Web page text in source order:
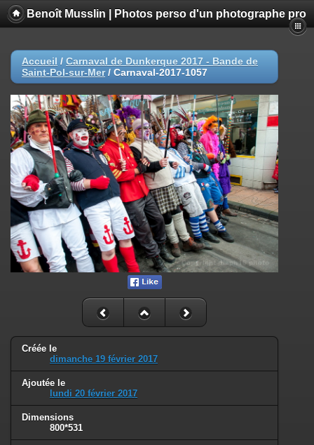
Benoît Musslin | Photos perso d'un photographe pro
Accueil / Carnaval de Dunkerque 2017 - Bande de
Saint-Pol-sur-Mer/ Carnaval-2017-1057
Créée le
dimanche 19 février 2017
Ajoutée le
lundi 20 février 2017
Dimensions
800*531